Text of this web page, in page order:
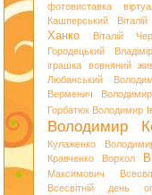
фотовиставка
Кашперський
Ханко
Віталій
Городецький
іграшка
вовняний
Любанський
Верменич
Горбатюк Володимир
Володимир
Кулаженко
Кравченко
Ворхол
Максимович
Всесвітній день